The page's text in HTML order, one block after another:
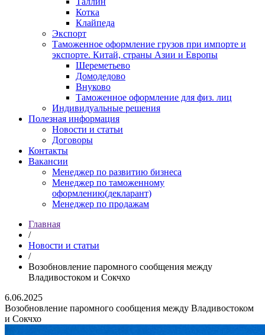
Котка
Клайпеда
Экспорт
Таможенное оформление грузов при импорте и
экспорте. Китай, страны Азии и Европы
Шереметьево
Домодедово
Внуково
Таможенное оформление для физ. лиц
Индивидуальные решения
Полезная информация
Новости и статьи
Договоры
Контакты
Вакансии
Менеджер по развитию бизнеса
Менеджер по таможенному
оформлению(декларант)
Менеджер по продажам
Главная
/
Новости и статьи
/
Возобновление паромного сообщения между
Владивостоком и Сокчхо
6.06.2025
Возобновление паромного сообщения между Владивостоком
и Сокчхо